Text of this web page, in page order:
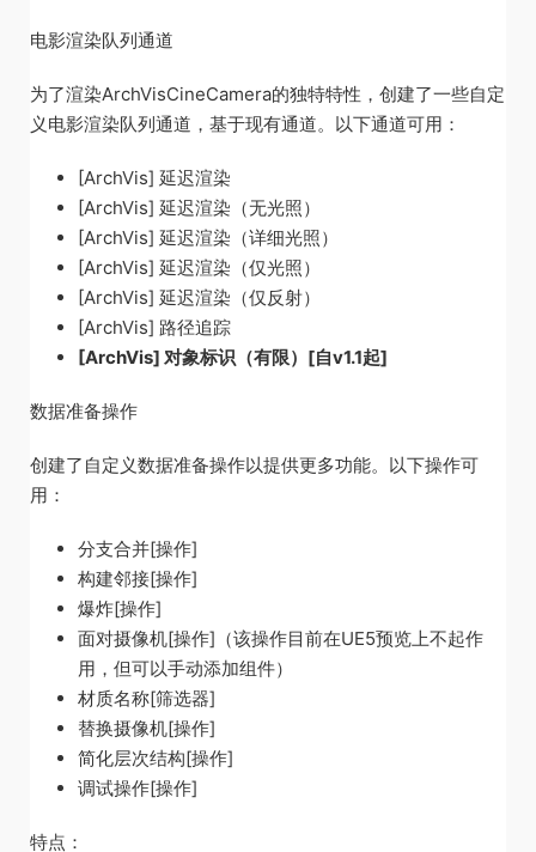
电影渲染队列通道
为了渲染ArchVisCineCamera的独特特性，创建了一些自定
义电影渲染队列通道，基于现有通道。以下通道可用：
[ArchVis] 延迟渲染
[ArchVis] 延迟渲染（无光照）
[ArchVis] 延迟渲染（详细光照）
[ArchVis] 延迟渲染（仅光照）
[ArchVis] 延迟渲染（仅反射）
[ArchVis] 路径追踪
[ArchVis] 对象标识（有限）[自v1.1起]
数据准备操作
创建了自定义数据准备操作以提供更多功能。以下操作可
用：
分支合并[操作]
构建邻接[操作]
爆炸[操作]
面对摄像机[操作]（该操作目前在UE5预览上不起作
用，但可以手动添加组件）
材质名称[筛选器]
替换摄像机[操作]
简化层次结构[操作]
调试操作[操作]
特点：